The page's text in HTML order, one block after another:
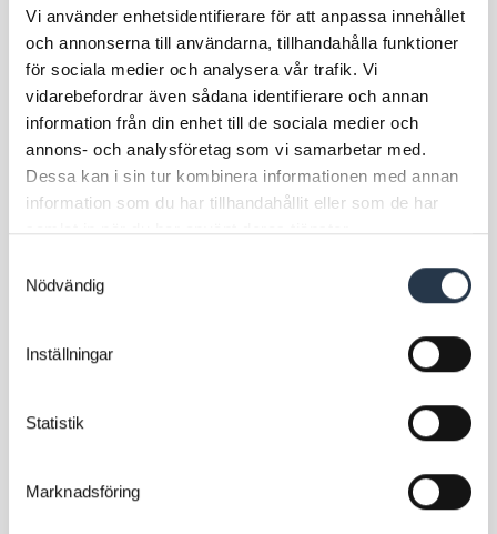
Vi använder enhetsidentifierare för att anpassa innehållet
och annonserna till användarna, tillhandahålla funktioner
för sociala medier och analysera vår trafik. Vi
vidarebefordrar även sådana identifierare och annan
information från din enhet till de sociala medier och
annons- och analysföretag som vi samarbetar med.
Dessa kan i sin tur kombinera informationen med annan
information som du har tillhandahållit eller som de har
samlat in när du har använt deras tjänster.
Nödvändig
Inställningar
Statistik
Marknadsföring
Entreprenadingenjör
Robert Collberg
Skicka e-post
076-112 72 37